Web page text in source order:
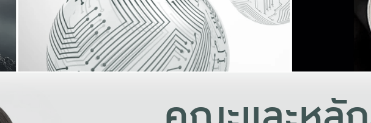
แก้ไขจากปัญหาจุดเล็กๆ